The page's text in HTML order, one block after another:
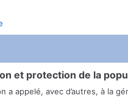
et protection de la
a appelé, avec d’autres, à la